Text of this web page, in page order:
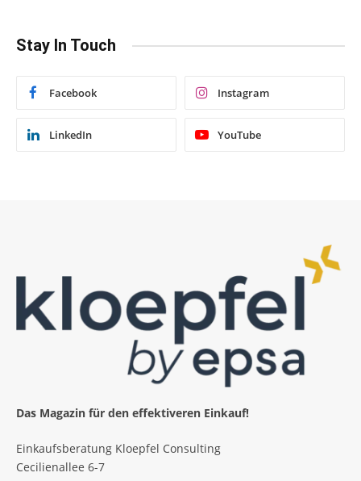
Stay In Touch
Facebook Instagram
LinkedIn YouTube
Das Magazin für den effektiveren Einkauf!
Einkaufsberatung Kloepfel Consulting
Cecilienallee 6-7